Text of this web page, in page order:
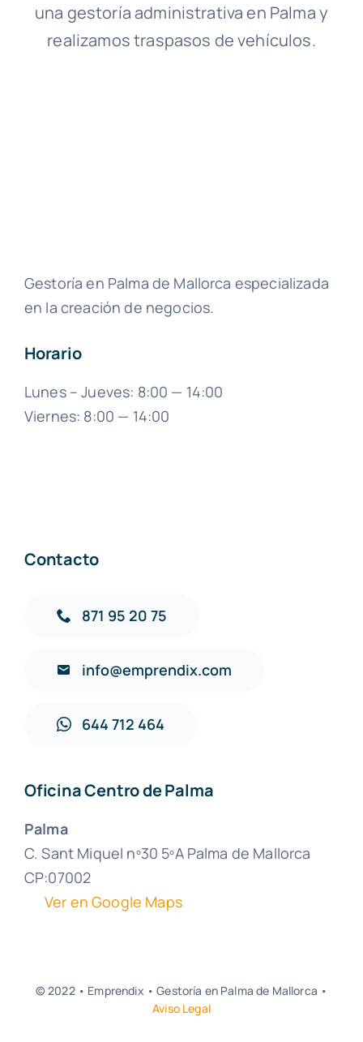
una gestoría administrativa en Palma y
realizamos traspasos de vehículos.
Gestoría en Palma de Mallorca especializada
en la creación de negocios.
Horario
Lunes – Jueves: 8:00 — 14:00
Viernes: 8:00 — 14:00
Contacto
871 95 20 75
info@emprendix.com
644 712 464
Oficina Centro de Palma
Palma
C. Sant Miquel nº30 5ºA Palma de Mallorca
CP:07002
Ver en Google Maps
© 2022 • Emprendix • Gestoría en Palma de Mallorca •
Aviso Legal